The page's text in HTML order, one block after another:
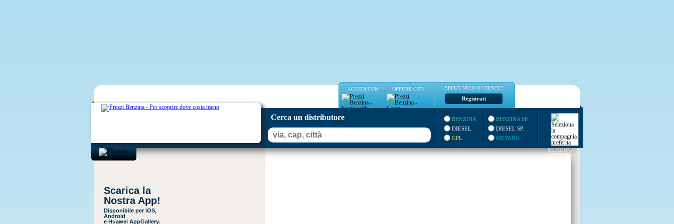
ACCEDI CON OPPURE CON SEI UN NUOVO UTENTE?
Registrati
Cerca un distributore
BENZINA
DIESEL
GPL
BENZINA SP.
DIESEL SP.
METANO
SELEZIONA
MARCHIO
Scarica la
Nostra App!
Disponibile per iOS,
Android
e Huawei AppGallery.